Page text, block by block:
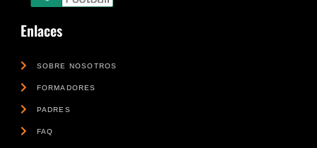
Enlaces
SOBRE NOSOTROS
FORMADORES
PADRES
FAQ